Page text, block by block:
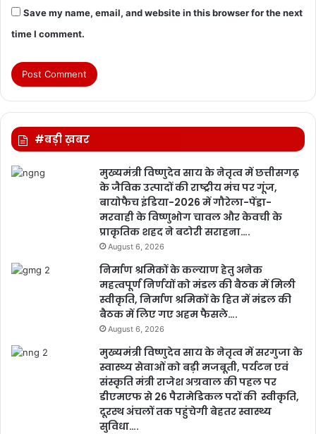
Save my name, email, and website in this browser for the next
time I comment.
#बड़ी ख़बर
मुख्यमंत्री विष्णुदेव साय के नेतृत्व में छत्तीसगढ़
के जैविक उत्पादों की राष्ट्रीय मंच पर गूंज,
बायोफैच इंडिया-2026 में गौरेला-पेंड्रा-
मरवाही के विष्णुभोग चावल और केवची के
प्राकृतिक शहद ने बटोरी सराहना….
August 6, 2026
निर्माण श्रमिकों के कल्याण हेतु अनेक
महत्वपूर्ण निर्णयों को मंडल की बैठक में मिली
स्वीकृति, निर्माण श्रमिकों के हित में मंडल की
बैठक में लिए गए अहम फैसले….
August 6, 2026
मुख्यमंत्री विष्णुदेव साय के नेतृत्व में सरगुजा के
स्वास्थ्य सेवाओं को बड़ी मजबूती, पर्यटन एवं
संस्कृति मंत्री राजेश अग्रवाल की पहल पर
डीएमएफ से 26 पैरामेडिकल पदों की स्वीकृति,
दूरस्थ अंचलों तक पहुंचेगी बेहतर स्वास्थ्य
सुविधा….